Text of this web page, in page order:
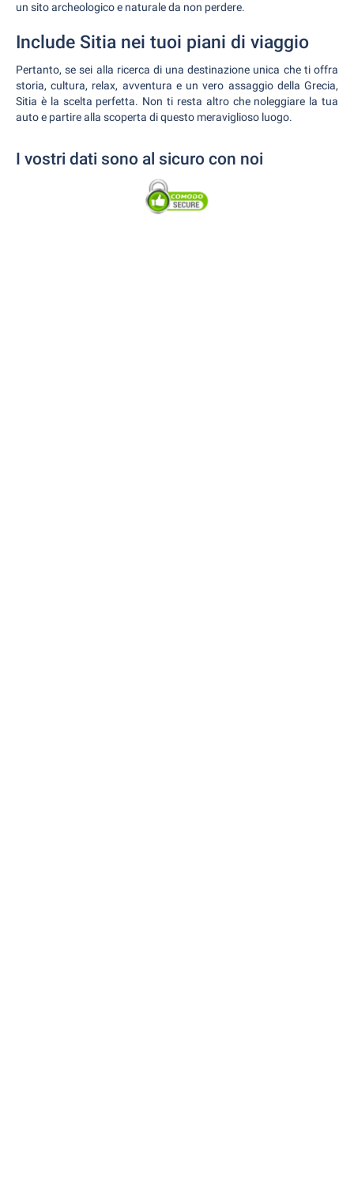
un sito archeologico e naturale da non perdere.
Include Sitia nei tuoi piani di viaggio
Pertanto, se sei alla ricerca di una destinazione unica che ti offra
storia, cultura, relax, avventura e un vero assaggio della Grecia,
Sitia è la scelta perfetta. Non ti resta altro che noleggiare la tua
auto e partire alla scoperta di questo meraviglioso luogo.
I vostri dati sono al sicuro con noi